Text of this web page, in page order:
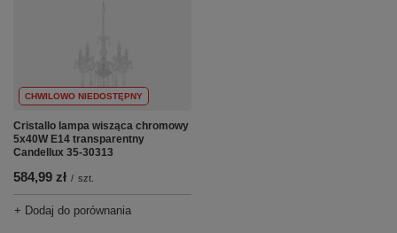
CHWILOWO NIEDOSTĘPNY
Cristallo lampa wisząca chromowy
5x40W E14 transparentny
Candellux 35-30313
584,99 zł / szt.
+ Dodaj do porównania